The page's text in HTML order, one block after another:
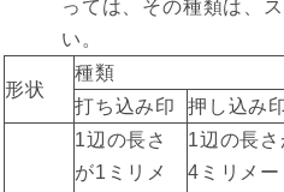
っては、その種類は、
い。
形状
種類
打ち込み印
押し込み
1辺の長さ
が1ミリメ
1辺の長さ
4ミリメー